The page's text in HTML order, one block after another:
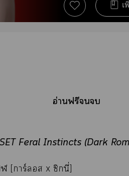
เ
อ่านฟรี
SET Feral Instincts (Dark
[การ์ลอส x ซิกนี่]